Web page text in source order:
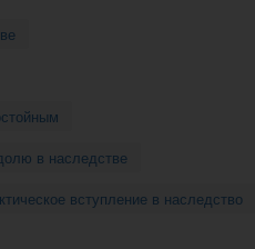
в наследстве
вступление в наследство